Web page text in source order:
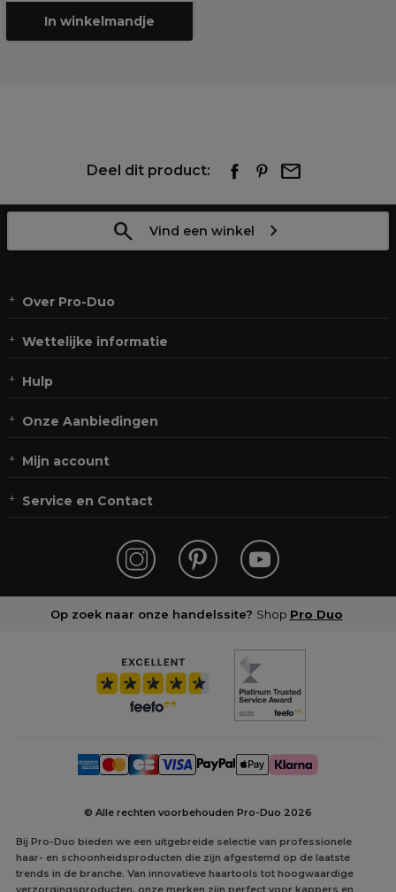
In winkelmandje
Deel dit product:
Vind een winkel
Over Pro-Duo
Wettelijke informatie
Hulp
Onze Aanbiedingen
Mijn account
Service en Contact
Op zoek naar onze handelssite? Shop Pro Duo
© Alle rechten voorbehouden Pro-Duo 2026
Bij Pro-Duo bieden we een uitgebreide selectie van professionele
haar- en schoonheidsproducten die zijn afgestemd op de laatste
trends in de branche. Van innovatieve haartools tot hoogwaardige
verzorgingsproducten, onze merken zijn perfect voor kappers en